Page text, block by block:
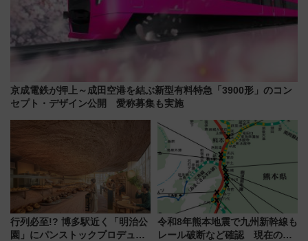
京成電鉄が押上～成田空港を結ぶ新型有料特急「3900形」のコン
セプト・デザイン公開 愛称募集も実施
行列必至!? 博多駅近く「明治公
園」にパンストックプロデュー
令和8年熊本地震で九州新幹線も
レール破断など確認 現在の運